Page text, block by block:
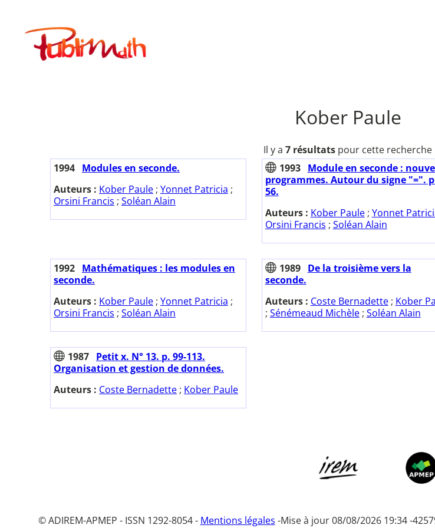
contenuPublimath
Kober Paule
Il y a 7 résultats pour cette recherche
1994 Modules en seconde.
Auteurs : Kober Paule ; Yonnet Patricia ;
Orsini Francis ; Soléan Alain
1993
Module en seconde :
programmes. Autour du signe "=".
56.
Auteurs : Kober Paule; Yonnet
Orsini Francis ; Soléan Alain
1992 Mathématiques : les modules en
seconde.
Auteurs : Kober Paule ; Yonnet Patricia ;
Orsini Francis ; Soléan Alain
1989
De la troisième vers la
seconde.
Auteurs : Coste Bernadette; Kober
; Sénémeaud Michèle; Soléan Alain
1987 Petit x. N° 13. p. 99-113.
Organisation et gestion de données.
Auteurs : Coste Bernadette ; Kober Paule
© ADIREM-APMEP - ISSN 1292-8054 - Mentions légales -Mise à jour 08/08/2026 19:34 -